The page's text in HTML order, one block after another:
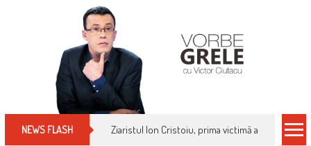
NEWS FLASH Ziaristul Ion Cristoiu, prima victimă a noi